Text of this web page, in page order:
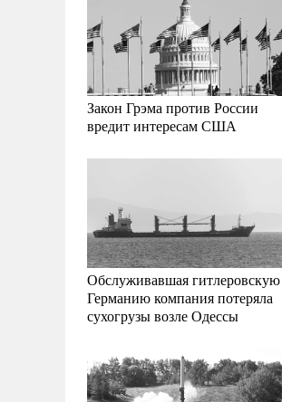
Закон Грэма против России
вредит интересам США
Обслуживавшая гитлеровскую
Германию компания потеряла
сухогрузы возле Одессы